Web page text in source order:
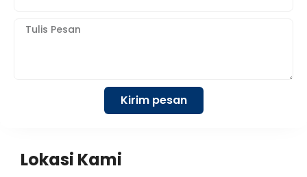
Kirim pesan
Lokasi Kami